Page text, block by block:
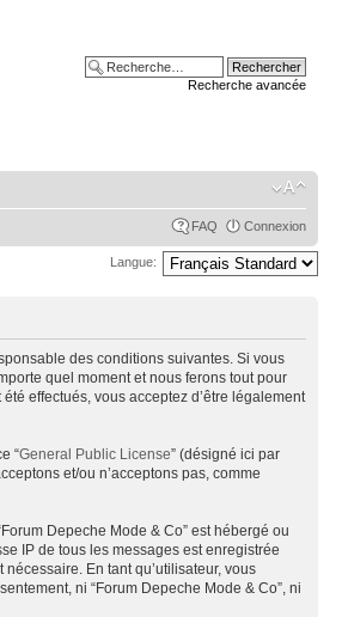
Recherche avancée
FAQ Connexion
Langue:
des conditions suivantes. Si vous
quel moment et nous ferons tout pour
effectués, vous acceptez d’être légalement
“General Public License” (désigné ici par
et/ou n’acceptons pas, comme
Depeche Mode & Co” est hébergé ou
IP de tous les messages est enregistrée
En tant qu’utilisateur, vous
ni “Forum Depeche Mode & Co”, ni